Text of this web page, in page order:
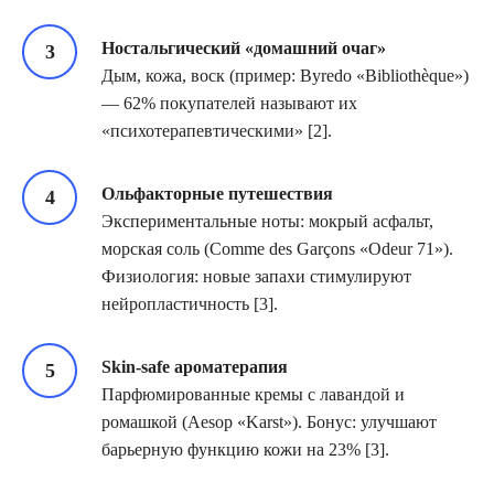
Ностальгический «домашний очаг»
Дым, кожа, воск (пример: Byredo «Bibliothèque»)
— 62% покупателей называют их
«психотерапевтическими» [2].
Ольфакторные путешествия
Экспериментальные ноты: мокрый асфальт,
морская соль (Comme des Garçons «Odeur 71»).
Физиология: новые запахи стимулируют
нейропластичность [3].
Skin-safe ароматерапия
Парфюмированные кремы с лавандой и
ромашкой (Aesop «Karst»). Бонус: улучшают
барьерную функцию кожи на 23% [3].